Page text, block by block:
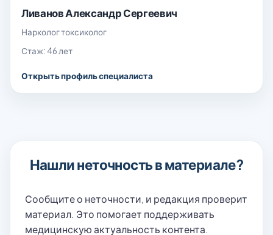
Ливанов Александр Сергеевич
Нарколог токсиколог
Стаж: 46 лет
Открыть профиль специалиста
Нашли неточность в материале?
Сообщите о неточности, и редакция проверит
материал. Это помогает поддерживать
медицинскую актуальность контента.